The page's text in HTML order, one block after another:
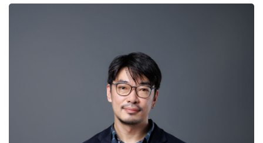
ข้อมูลความเชี่ยวชาญ
Social Change & Social Class